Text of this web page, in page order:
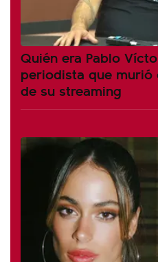
Quién era Pablo
periodista que murió
de su streaming